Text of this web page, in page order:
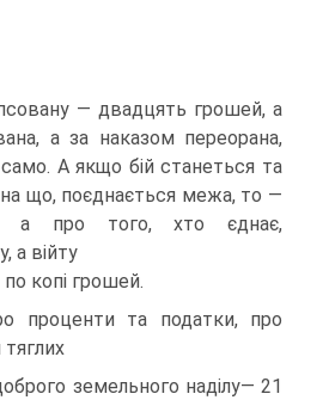
— двадцять грошей, а
а за наказом переорана,
A якщо бій станеться та
на що, поєднається межа, то —
а про того, хто єднає,
а війту
копі грошей.
проценти та податки, про
земельного наділу— 21